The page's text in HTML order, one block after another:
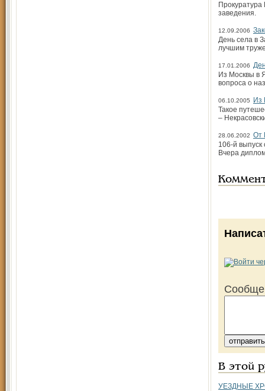
Прокуратура
заведения.
12.09.2006
День села в
лучшим
17.01.2006
Из Москвы в
вопроса о
06.10.2005
Из
Такое
–
28.06.2002 От
106-й
Вчера
В этой
УЕЗДНЫЕ